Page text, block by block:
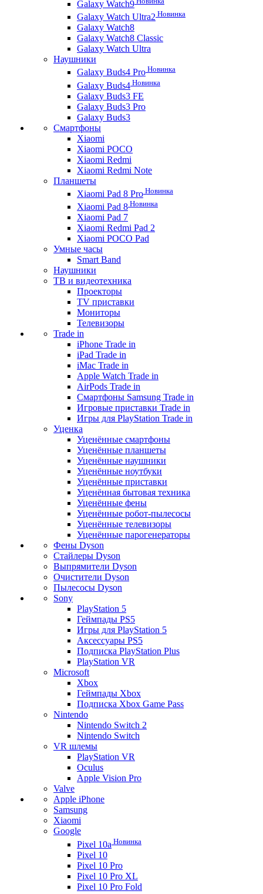
Galaxy Watch9
Galaxy Watch Ultra2 Новинка
Galaxy Watch8
Galaxy Watch8 Classic
Galaxy Watch Ultra
Наушники
Galaxy Buds4 Pro Новинка
Galaxy Buds4 Новинка
Galaxy Buds3 FE
Galaxy Buds3 Pro
Galaxy Buds3
Смартфоны
Xiaomi
Xiaomi POCO
Xiaomi Redmi
Xiaomi Redmi Note
Планшеты
Xiaomi Pad 8 Pro Новинка
Xiaomi Pad 8 Новинка
Xiaomi Pad 7
Xiaomi Redmi Pad 2
Xiaomi POCO Pad
Умные часы
Smart Band
Наушники
ТВ и видеотехника
Проекторы
TV приставки
Мониторы
Телевизоры
Trade in
iPhone Trade in
iPad Trade in
iMac Trade in
Apple Watch Trade in
AirPods Trade in
Смартфоны Samsung Trade in
Игровые приставки Trade in
Игры для PlayStation Trade in
Уценка
Уценённые смартфоны
Уценённые планшеты
Уценённые наушники
Уценённые ноутбуки
Уценённые приставки
Уценённая бытовая техника
Уценённые фены
Уценённые робот-пылесосы
Уценённые телевизоры
Уценённые парогенераторы
Фены Dyson
Стайлеры Dyson
Выпрямители Dyson
Очистители Dyson
Пылесосы Dyson
Sony
PlayStation 5
Геймпады PS5
Игры для PlayStation 5
Аксессуары PS5
Подписка PlayStation Plus
PlayStation VR
Microsoft
Xbox
Геймпады Xbox
Подписка Xbox Game Pass
Nintendo
Nintendo Switch 2
Nintendo Switch
VR шлемы
PlayStation VR
Oculus
Apple Vision Pro
Valve
Apple iPhone
Samsung
Xiaomi
Google
Pixel 10a Новинка
Pixel 10
Pixel 10 Pro
Pixel 10 Pro XL
Pixel 10 Pro Fold